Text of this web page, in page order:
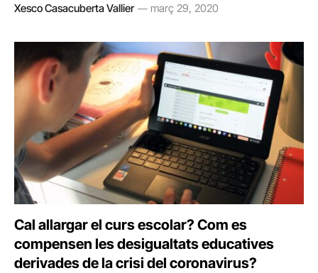
Xesco Casacuberta Vallier març 29, 2020
Cal allargar el curs escolar? Com es
compensen les desigualtats educatives
derivades de la crisi del coronavirus?